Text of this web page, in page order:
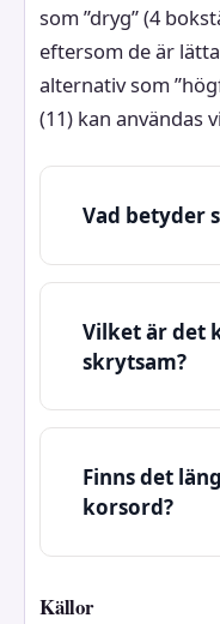
som ”dryg” (4
eftersom de är
alternativ som
(11) kan användas
Vad betyder
Vilket är det
skrytsam?
Finns det
korsord?
Källor